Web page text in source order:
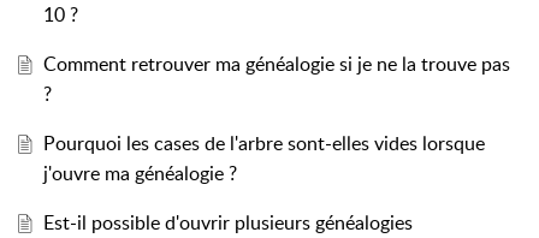
10 ?
Comment retrouver ma généalogie si je ne la trouve pas
?
Pourquoi les cases de l'arbre sont-elles vides lorsque
j'ouvre ma généalogie ?
Est-il possible d'ouvrir plusieurs généalogies